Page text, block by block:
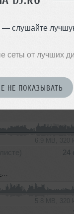
— слушайте
сеты от лучших
НЕ ПОКАЗЫВАТЬ
04
12 MB,
24